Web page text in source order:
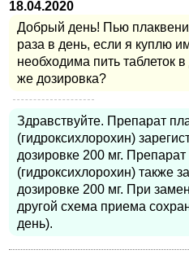
18.04.2020
Добрый день! Пью
раза в день, если я куплю
необходима пить таблеток
же дозировка?
Здравствуйте. Препарат
(гидроксихлорохин)
дозировке 200 мг.
(гидроксихлорохин) также
дозировке 200 мг. При
другой схема приема
день).